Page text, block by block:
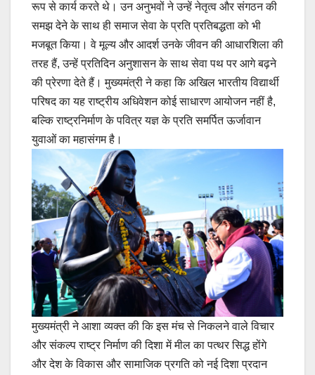
रूप से कार्य करते थे। उन अनुभवों ने उन्हें नेतृत्व और संगठन की
समझ देने के साथ ही समाज सेवा के प्रति प्रतिबद्धता को भी
मजबूत किया। वे मूल्य और आदर्श उनके जीवन की आधारशिला की
तरह हैं, उन्हें प्रतिदिन अनुशासन के साथ सेवा पथ पर आगे बढ़ने
की प्रेरणा देते हैं। मुख्यमंत्री ने कहा कि अखिल भारतीय विद्यार्थी
परिषद का यह राष्ट्रीय अधिवेशन कोई साधारण आयोजन नहीं है,
बल्कि राष्ट्रनिर्माण के पवित्र यज्ञ के प्रति समर्पित ऊर्जावान
युवाओं का महासंगम है।
मुख्यमंत्री ने आशा व्यक्त की कि इस मंच से निकलने वाले विचार
और संकल्प राष्ट्र निर्माण की दिशा में मील का पत्थर सिद्ध होंगे
और देश के विकास और सामाजिक प्रगति को नई दिशा प्रदान